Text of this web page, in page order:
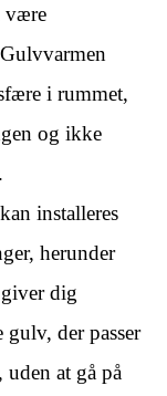
være
i rummet,
og ikke
installeres
herunder
dig
der passer
at gå på